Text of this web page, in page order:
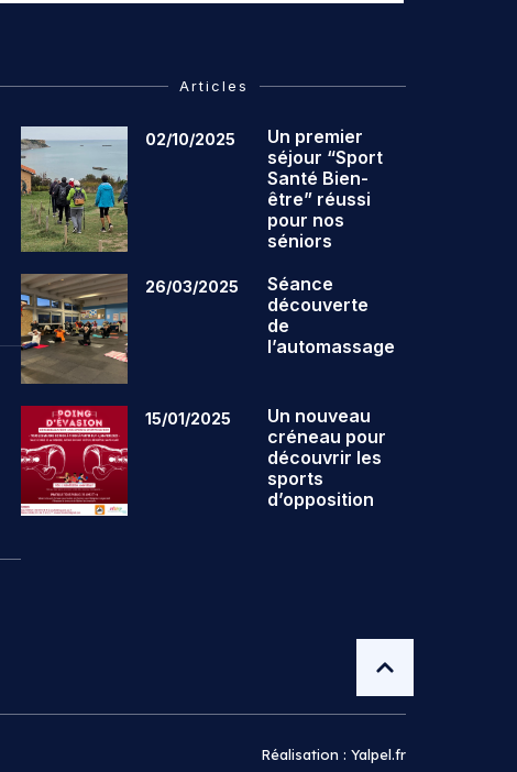
Articles
02/10/2025
Un premier
séjour “Sport
Santé Bien-
être” réussi
pour nos
séniors
26/03/2025
Séance
découverte
de
l’automassage
15/01/2025
Un nouveau
créneau pour
découvrir les
sports
d’opposition
Réalisation : Yalpel.fr